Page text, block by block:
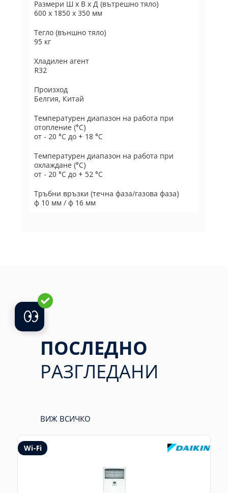
Размери Ш х В х Д (вътрешно тяло)
600 x 1850 x 350 мм
Тегло (външно тяло)
95 кг
Хладилен агент
R32
Произход
Белгия, Китай
Температурен диапазон на работа при
отопление (°C)
от - 20 °C до + 18 °C
Температурен диапазон на работа при
охлаждане (°C)
от - 20 °C до + 52 °C
Тръбни връзки (течна фаза/газова фаза)
ф 10 мм / ф 16 мм
ПОСЛЕДНО
РАЗГЛЕДАНИ
ВИЖ ВСИЧКО
Wi-Fi